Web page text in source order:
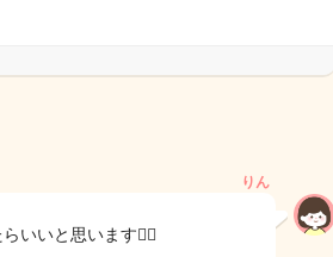
りん
いいと思います🙆‍♀️